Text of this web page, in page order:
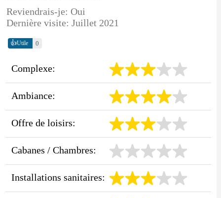
Reviendrais-je: Oui
Dernière visite: Juillet 2021
👍Utile 0
Complexe:
Ambiance:
Offre de loisirs:
Cabanes / Chambres:
Installations sanitaires: